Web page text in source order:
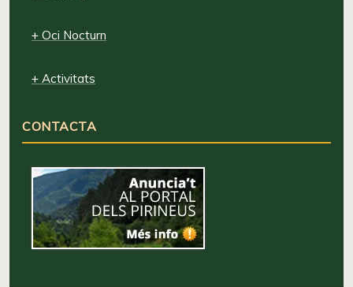
+ Oci Nocturn
+ Activitats
CONTACTA